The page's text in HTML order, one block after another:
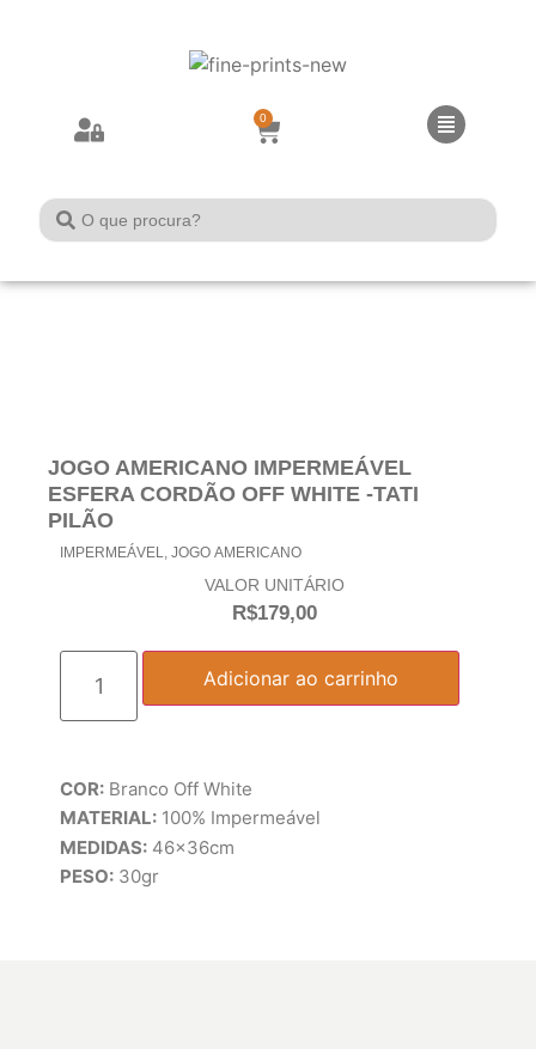
0
JOGO AMERICANO IMPERMEÁVEL
ESFERA CORDÃO OFF WHITE -TATI
PILÃO
IMPERMEÁVEL JOGO AMERICANO
VALOR UNITÁRIO
R$179,00
Adicionar ao carrinho
COR: Branco Off White
MATERIAL: 100% Impermeável
MEDIDAS: 46x36cm
PESO: 30gr